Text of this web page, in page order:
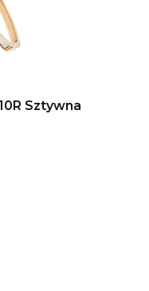
Sztywna